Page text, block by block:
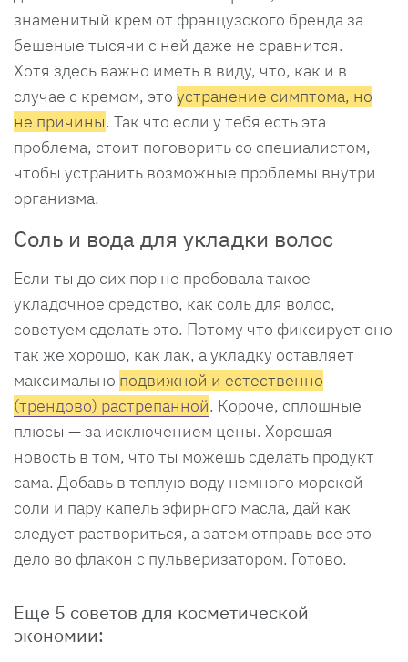
знаменитый крем от французского бренда за
бешеные тысячи с ней даже не сравнится.
Хотя здесь важно иметь в виду, что, как и в
случае с кремом, это устранение симптома, но
не причины. Так что если у тебя есть эта
проблема, стоит поговорить со специалистом,
чтобы устранить возможные проблемы внутри
организма.
Соль и вода для укладки волос
Если ты до сих пор не пробовала такое
укладочное средство, как соль для волос,
советуем сделать это. Потому что фиксирует оно
так же хорошо, как лак, а укладку оставляет
максимально подвижной и естественно
(трендово) растрепанной. Короче, сплошные
плюсы — за исключением цены. Хорошая
новость в том, что ты можешь сделать продукт
сама. Добавь в теплую воду немного морской
соли и пару капель эфирного масла, дай как
следует раствориться, а затем отправь все это
дело во флакон с пульверизатором. Готово.
Еще 5 советов для косметической
экономии: